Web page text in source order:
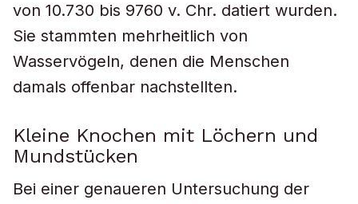
von 10.730 bis 9760 v. Chr. datiert wurden.
Sie stammten mehrheitlich von
Wasservögeln, denen die Menschen
damals offenbar nachstellten.
Kleine Knochen mit Löchern und
Mundstücken
Bei einer genaueren Untersuchung der